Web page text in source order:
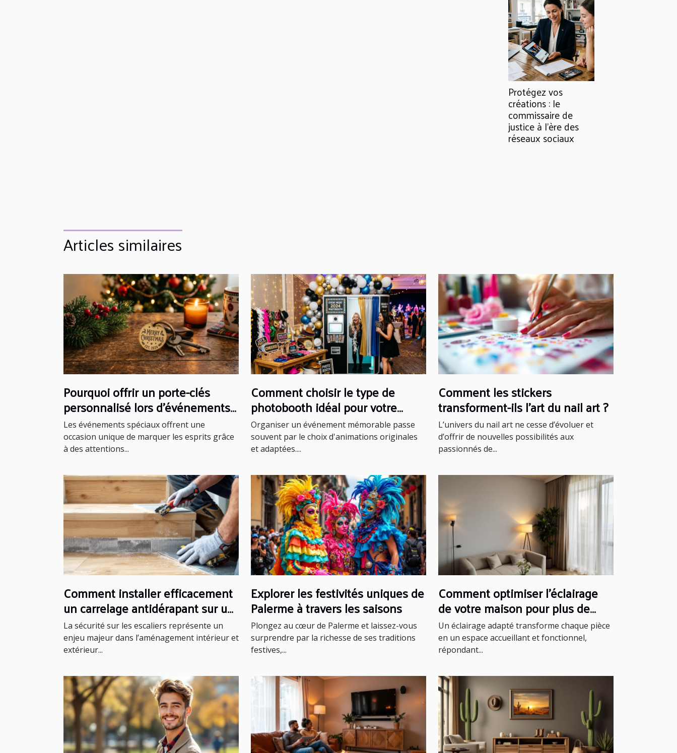
Protégez vos
créations : le
commissaire de
justice à l’ère des
réseaux sociaux
Articles similaires
Pourquoi offrir un porte-clés
personnalisé lors d'événements
spéciaux ?
Les événements spéciaux offrent une
occasion unique de marquer les esprits grâce
à des attentions...
Comment choisir le type de
photobooth idéal pour votre
événement ?
Organiser un événement mémorable passe
souvent par le choix d'animations originales
et adaptées....
Comment les stickers
transforment-ils l'art du nail art ?
L’univers du nail art ne cesse d’évoluer et
d’offrir de nouvelles possibilités aux
passionnés de...
Comment installer efficacement
un carrelage antidérapant sur un
escalier ?
La sécurité sur les escaliers représente un
enjeu majeur dans l’aménagement intérieur et
extérieur...
Explorer les festivités uniques de
Palerme à travers les saisons
Plongez au cœur de Palerme et laissez-vous
surprendre par la richesse de ses traditions
festives,...
Comment optimiser l'éclairage
de votre maison pour plus de
confort ?
Un éclairage adapté transforme chaque pièce
en un espace accueillant et fonctionnel,
répondant...